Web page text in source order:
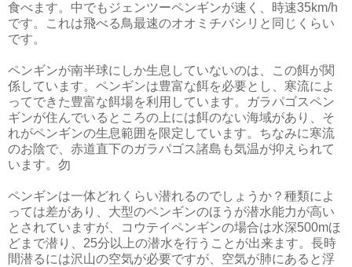
食べます。中でもジェンツーペンギンが速く、時速35km/h
です。これは飛べる鳥最速のオオミチバシリと同じくらい
です。
ペンギンが南半球にしか生息していないのは、この餌が関
係しています。ペンギンは豊富な餌を必要とし、寒流によ
ってできた豊富な餌場を利用しています。ガラパゴスペン
ギンが住んでいるところの上には餌のない海域があり、そ
れがペンギンの生息範囲を限定しています。ちなみに寒流
のお陰で、赤道直下のガラパゴス諸島も気温が抑えられて
います。勿
ペンギンは一体どれくらい潜れるのでしょうか？種類によ
っては差があり、大型のペンギンのほうが潜水能力が高い
とされていますが、コウテイペンギンの場合は水深500mほ
どまで潜り、25分以上の潜水を行うことが出来ます。長時
間潜るには沢山の空気が必要ですが、空気が肺にあると浮